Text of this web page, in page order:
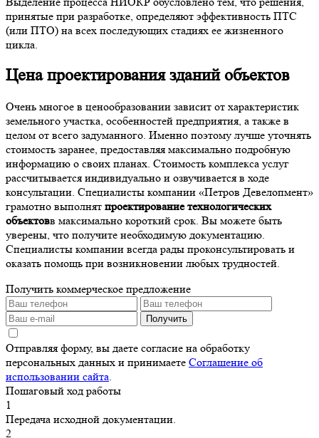
принятые при разработке, определяют эффективность ПТС
(или ПТО) на всех последующих стадиях ее жизненного
цикла.
Ценапроектирования зданий объектов
Очень многое в ценообразовании зависит от характеристик
земельного участка, особенностей предприятия, а также в
целом от всего задуманного. Именно поэтому лучше уточнять
стоимость заранее, предоставляя максимально подробную
информацию о своих планах. Стоимость комплекса услуг
рассчитывается индивидуально и озвучивается в ходе
консультации. Специалисты компании «Петров Девелопмент»
грамотно выполнят проектирование технологических
объектовв максимально короткий срок. Вы можете быть
уверены, что получите необходимую документацию.
Специалисты компании всегда рады проконсультировать и
оказать помощь при возникновении любых трудностей.
Получить коммерческое предложение
Получить
Отправляя форму, вы даете согласие на обработку
персональных данных и принимаете Соглашение об
использовании сайта.
Пошаговый ход работы
1
Передача исходной документации.
2